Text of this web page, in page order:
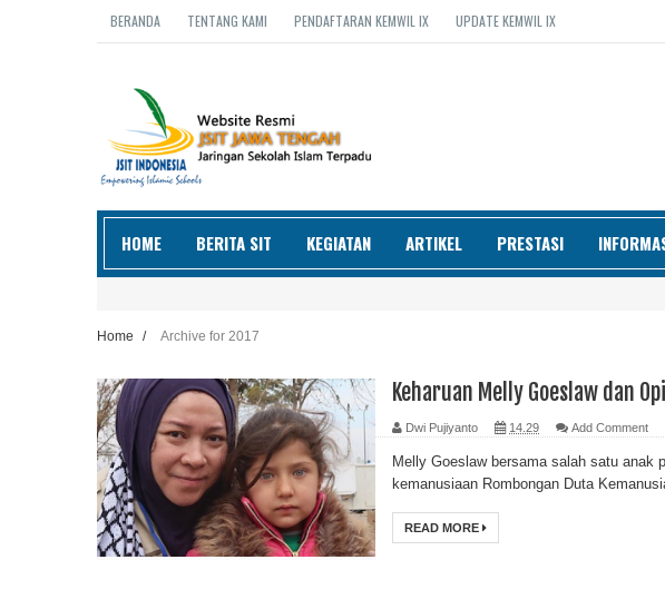
BERANDA TENTANG KAMI PENDAFTARAN KEMWIL IX UPDATE KEMWIL IX
HOME BERITA SIT KEGIATAN ARTIKEL PRESTASI
Home / Archive for 2017
Keharuan Melly Goeslaw dan
Dwi Pujiyanto 14.29 Add Comment
Melly Goeslaw bersama salah satu anak
kemanusiaan Rombongan Duta
READ MORE